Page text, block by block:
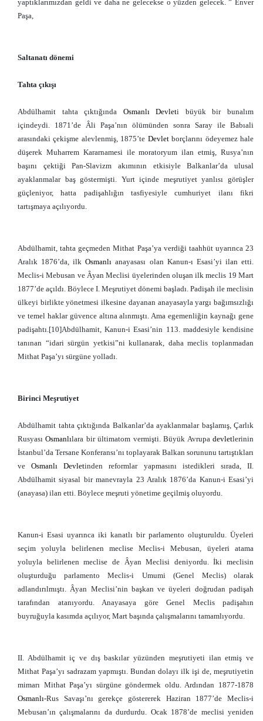
yaptıklarımızdan geldi ve daha ne gelecekse o yüzden gelecek. ” Enver
Paşa,
Saltanatı dönemi
Tahta çıkışı
Abdülhamit tahta çıktığında Osmanlı Devleti büyük bir bunalım
içindeydi. 1871’de Âli Paşa’nın ölümünden sonra Saray ile Babıali
arasındaki çekişme alevlenmiş, 1875’te Devletborçlarını ödeyemez hale
düşerek Muharrem Kararnamesi ile moratoryum ilan etmiş, Rusya’nın
başını çektiği Pan-Slavizm akımının etkisiyle Balkanlar’da ulusal
ayaklanmalar baş göstermişti. Yurt içinde meşrutiyet yanlısı görüşler
güçleniyor, hatta padişahlığın tasfiyesiyle cumhuriyet ilanı fikri
tartışmaya açılıyordu.
Abdülhamit, tahta geçmeden Mithat Paşa’ya verdiği taahhüt uyarınca 23
Aralık 1876’da, ilkOsmanlı anayasası olan Kanun-ı Esasi’yi ilan etti.
Meclis-i Mebusan ve Âyan Meclisi üyelerinden oluşan ilk meclis 19 Mart
1877’de açıldı. Böylece I. Meşrutiyet dönemi başladı. Padişah ile meclisin
ülkeyi birlikte yönetmesi ilkesine dayanan anayasayla yargı bağımsızlığı
ve temel haklar güvence altına alınmıştı. Ama egemenliğin kaynağı gene
padişahtı.[10]Abdülhamit, Kanun-i Esasi’nin 113. maddesiyle kendisine
tanınan “idari sürgün yetkisi”ni kullanarak, daha meclis toplanmadan
Mithat Paşa’yı sürgüne yolladı.
Birinci Meşrutiyet
Abdülhamit tahta çıktığında Balkanlar’da ayaklanmalar başlamış, Çarlık
RusyasıOsmanlılara bir ültimatom vermişti. Büyük Avrupadevletlerinin
İstanbul’da Tersane Konferansı’nı toplayarak Balkan sorununu tartıştıkları
veOsmanlı Devletinden reformlar yapmasını istedikleri sırada, II.
Abdülhamit siyasal bir manevrayla 23 Aralık 1876’da Kanun-i Esasi’yi
(anayasa) ilan etti. Böylece meşruti yönetime geçilmiş oluyordu.
Kanun-i Esasi uyarınca iki kanatlı bir parlamento oluşturuldu. Üyeleri
seçim yoluyla belirlenen meclise Meclis-i Mebusan, üyeleri atama
yoluyla belirlenen meclise de Âyan Meclisi deniyordu. İki meclisin
oluşturduğu parlamento Meclis-i Umumi (Genel Meclis) olarak
adlandırılmıştı. Âyan Meclisi’nin başkan ve üyeleri doğrudan padişah
tarafından atanıyordu. Anayasaya göre Genel Meclis padişahın
buyruğuyla kasımda açılıyor, Mart başında çalışmalarını tamamlıyordu.
II. Abdülhamit iç ve dış baskılar yüzünden meşrutiyeti ilan etmiş ve
Mithat Paşa’yı sadrazam yapmıştı. Bundan dolayı ilk işi de, meşrutiyetin
mimarı Mithat Paşa’yı sürgüne göndermek oldu. Ardından 1877-1878
Osmanlı-Rus Savaşı’nı gerekçe göstererek Haziran 1877’de Meclis-i
Mebusan’ın çalışmalarını da durdurdu. Ocak 1878’de meclisi yeniden